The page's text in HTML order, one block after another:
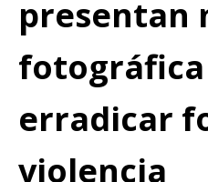
presentan
erradicar
violencia